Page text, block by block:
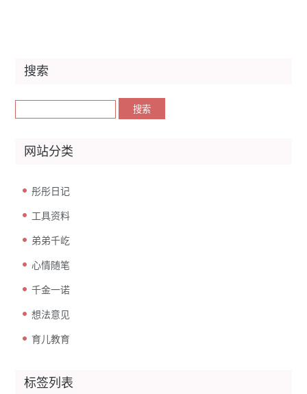
搜索
网站分类
彤彤日记
工具资料
弟弟千屹
心情随笔
千金一诺
想法意见
育儿教育
标签列表